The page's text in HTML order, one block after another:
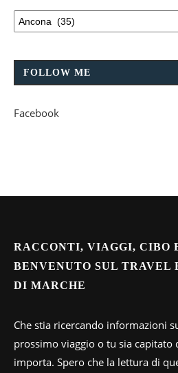
FOLLOW ME
Facebook
RACCONTI, VIAGGI, CIBO
BENVENUTO SUL TRAVEL
DI MARCHE
Che stia ricercando informazioni
prossimo viaggio o tu sia capitato
importa. Spero che la lettura di